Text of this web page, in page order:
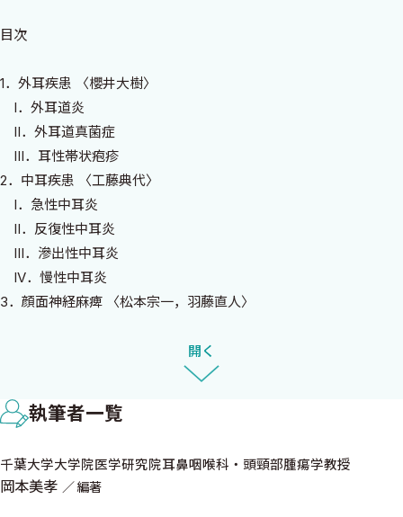
して戴いている．携帯しやすいポケット版であり，診療の伴侶と
ことで，耳鼻咽喉科・頭頸部外科疾患の患者への安全で有効な薬
物療法につながることになれば編者として望外の喜びである．
2011年12月
岡本美孝
目次
1．外耳疾患 〈櫻井大樹〉
I．外耳道炎
II．外耳道真菌症
III．耳性帯状疱疹
2．中耳疾患 〈工藤典代〉
I．急性中耳炎
II．反復性中耳炎
III．滲出性中耳炎
IV．慢性中耳炎
3．顔面神経麻痺 〈松本宗一，羽藤直人〉
I．良性発作性頭位性めまい（Benign Paroxysmal Positional
II．メニエール病
III．前庭神経炎
V．外リンパ瘻
VI．中耳炎によるめまい
開く
執筆者一覧
千葉大学大学院医学研究院耳鼻咽喉科・頭頸部腫瘍学教授
岡本美孝 編著